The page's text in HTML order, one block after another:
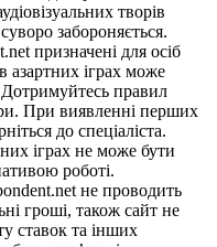
творів
забороняється.
призначені для осіб
азартних іграх може
Дотримуйтесь правил
При виявленні перших
до спеціаліста.
іграх не може бути
роботі.
не проводить
гроші, також сайт не
ставок та інших